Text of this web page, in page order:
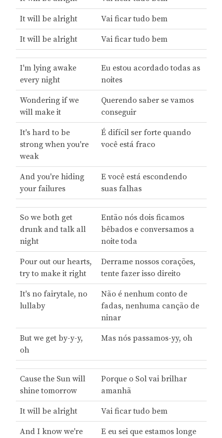
It will be alright Vai ficar tudo bem
It will be alright Vai ficar tudo bem
I'm lying awake
every night
Eu estou acordado todas as
noites
Wondering if we
will make it
Querendo saber se vamos
conseguir
It's hard to be
strong when you're
weak
É difícil ser forte quando
você está fraco
And you're hiding
your failures
E você está escondendo
suas falhas
So we both get
drunk and talk all
night
Então nós dois ficamos
bêbados e conversamos a
noite toda
Pour out our hearts,
try to make it right
Derrame nossos corações,
tente fazer isso direito
It's no fairytale, no
lullaby
Não é nenhum conto de
fadas, nenhuma canção de
ninar
But we get by-y-y,
oh
Mas nós passamos-yy, oh
Cause the Sun will
shine tomorrow
Porque o Sol vai brilhar
amanhã
It will be alright Vai ficar tudo bem
And I know we're
E eu sei que estamos longe